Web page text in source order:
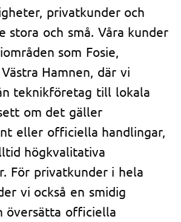
privatkunder och
stora och små. Våra kunder
som Fosie,
Hamnen, där vi
teknikföretag till lokala
om det gäller
eller officiella handlingar,
högkvalitativa
För privatkunder i hela
vi också en smidig
översätta officiella